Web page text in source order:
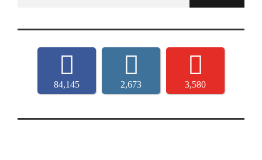
84,145 2,673 3,580